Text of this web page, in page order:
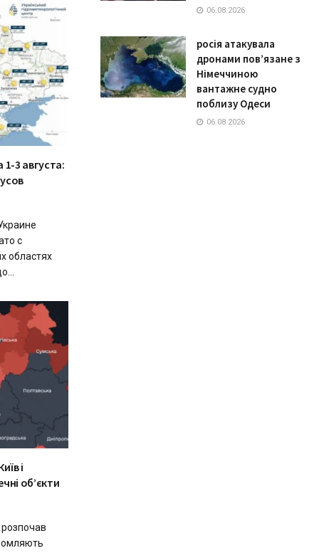
3 августа:
с
областях
і
об’єкти
06.08.2026
росія атакувала
дронами пов’язане з
Німеччиною
вантажне судно
поблизу Одеси
06.08.2026